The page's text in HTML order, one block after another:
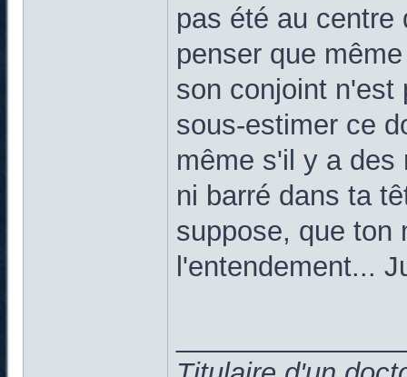
pas été au centre
penser que
son conjoint n'est
sous-estimer ce
même s'il y a des
ni barré dans ta
suppose, que ton
l'entendement...